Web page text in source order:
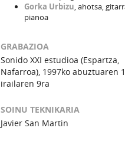
Gorka Urbizu, ahotsa,
pianoa
GRABAZIOA
Sonido XXI estudioa (Espartza,
Nafarroa), 1997ko abuztuaren
irailaren 9ra
SOINU TEKNIKARIA
Javier San Martin